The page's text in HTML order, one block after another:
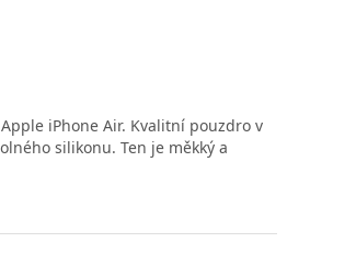
iPhone Air. Kvalitní pouzdro v
silikonu. Ten je měkký a